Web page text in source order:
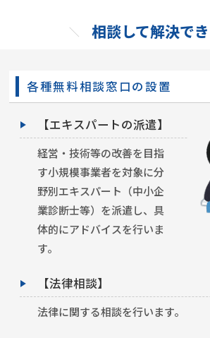
相談して解決で
各種無料相談窓口の設置
【エキスパートの派遣】
経営・技術等の改善を目指
す小規模事業者を対象に分
野別エキスパート（中小企
業診断士等）を派遣し、具
体的にアドバイスを行いま
す。
【法律相談】
法律に関する相談を行います。